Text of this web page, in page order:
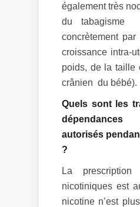
également très
du tabagisme
concrètement
croissance intra-
poids, de la taille
crânien du bébé).
Quels sont les
autorisés
?
La
nicotiniques est
nicotine n’est